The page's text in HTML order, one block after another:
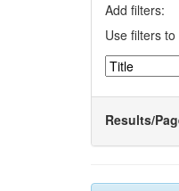
Add filters:
Use filters
Results/